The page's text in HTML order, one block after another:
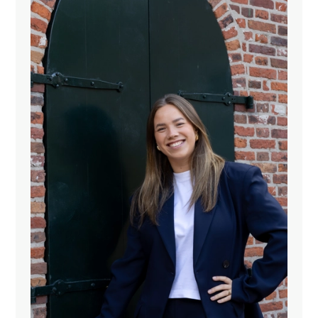
Maak gerust een afspraak om deze garage te bekijken
of dit voor u de oplossing is!